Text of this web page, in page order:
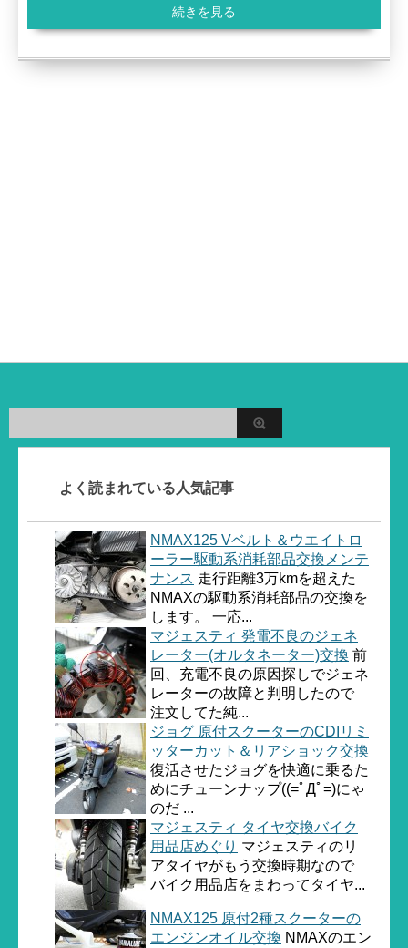
続きを見る
よく読まれている人気記事
NMAX125 Vベルト＆ウエイトロ
ーラー駆動系消耗部品交換メンテ
ナンス 走行距離3万kmを超えた
NMAXの駆動系消耗部品の交換を
します。 一応...
マジェスティ 発電不良のジェネ
レーター(オルタネーター)交換 前
回、充電不良の原因探しでジェネ
レーターの故障と判明したので
注文してた純...
ジョグ 原付スクーターのCDIリミ
ッターカット＆リアショック交換
復活させたジョグを快適に乗るた
めにチューンナップ((=ﾟДﾟ=)にゃ
のだ ...
マジェスティ タイヤ交換バイク
用品店めぐり マジェスティのリ
アタイヤがもう交換時期なので
バイク用品店をまわってタイヤ...
NMAX125 原付2種スクーターの
エンジンオイル交換 NMAXのエン